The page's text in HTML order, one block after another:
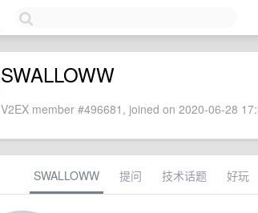
SWALLOWW
V2EX member #496681, joined on 2020-06-28
SWALLOWW 提问 技术话题 好玩